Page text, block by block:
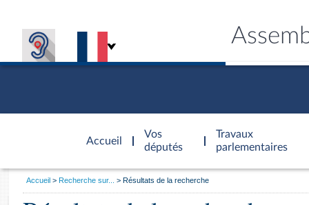
Accueil
d'accueil
Vos
députés
Travaux
parlementaires
Général
Vous
Accueil Recherche sur... Résultats de la recherche